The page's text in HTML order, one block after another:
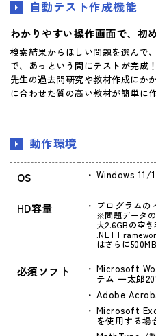
自動テスト作成機能
わかりやすい操作画面で、初
検索結果からほしい問題を選んで
で、あっという間にテストが完成！
先生の過去問研究や教材作成にか
に合わせた質の高い教材が簡単に
動作環境
OS Windows 11/
HD容量 プログラムの
※問題データ
大2.6GBの空き
.NET
はさらに
必須ソフト Microsoft
テム 一太郎
Adobe
Microsoft
を使用する場